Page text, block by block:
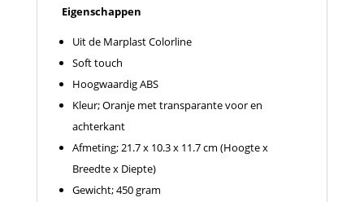
Eigenschappen
Uit de Marplast Colorline
Soft touch
Hoogwaardig ABS
Kleur; Oranje met transparante voor en
achterkant
Afmeting; 21.7 x 10.3 x 11.7 cm (Hoogte x
Breedte x Diepte)
Gewicht; 450 gram